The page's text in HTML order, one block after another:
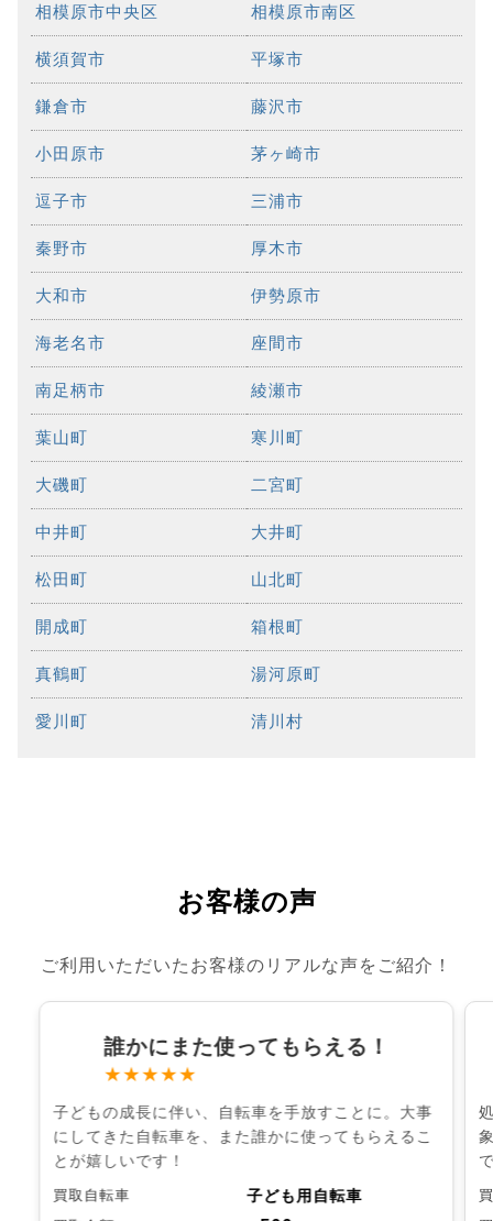
相模原市中央区 相模原市南区
横須賀市 平塚市
鎌倉市 藤沢市
小田原市 茅ヶ崎市
逗子市 三浦市
秦野市 厚木市
大和市 伊勢原市
海老名市 座間市
南足柄市 綾瀬市
葉山町 寒川町
大磯町 二宮町
中井町 大井町
松田町 山北町
開成町 箱根町
真鶴町 湯河原町
愛川町 清川村
お客様の声
ご利用いただいたお客様のリアルな声をご紹介！
誰かにまた使ってもらえる！
★★★★★
子どもの成長に伴い、自転車を手放すことに。大事
にしてきた自転車を、また誰かに使ってもらえるこ
とが嬉しいです！
買取自転車 子ども用自転車